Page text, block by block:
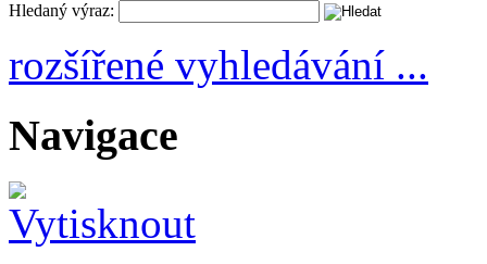
Hledaný výraz:
rozšířené vyhledávání ...
Navigace